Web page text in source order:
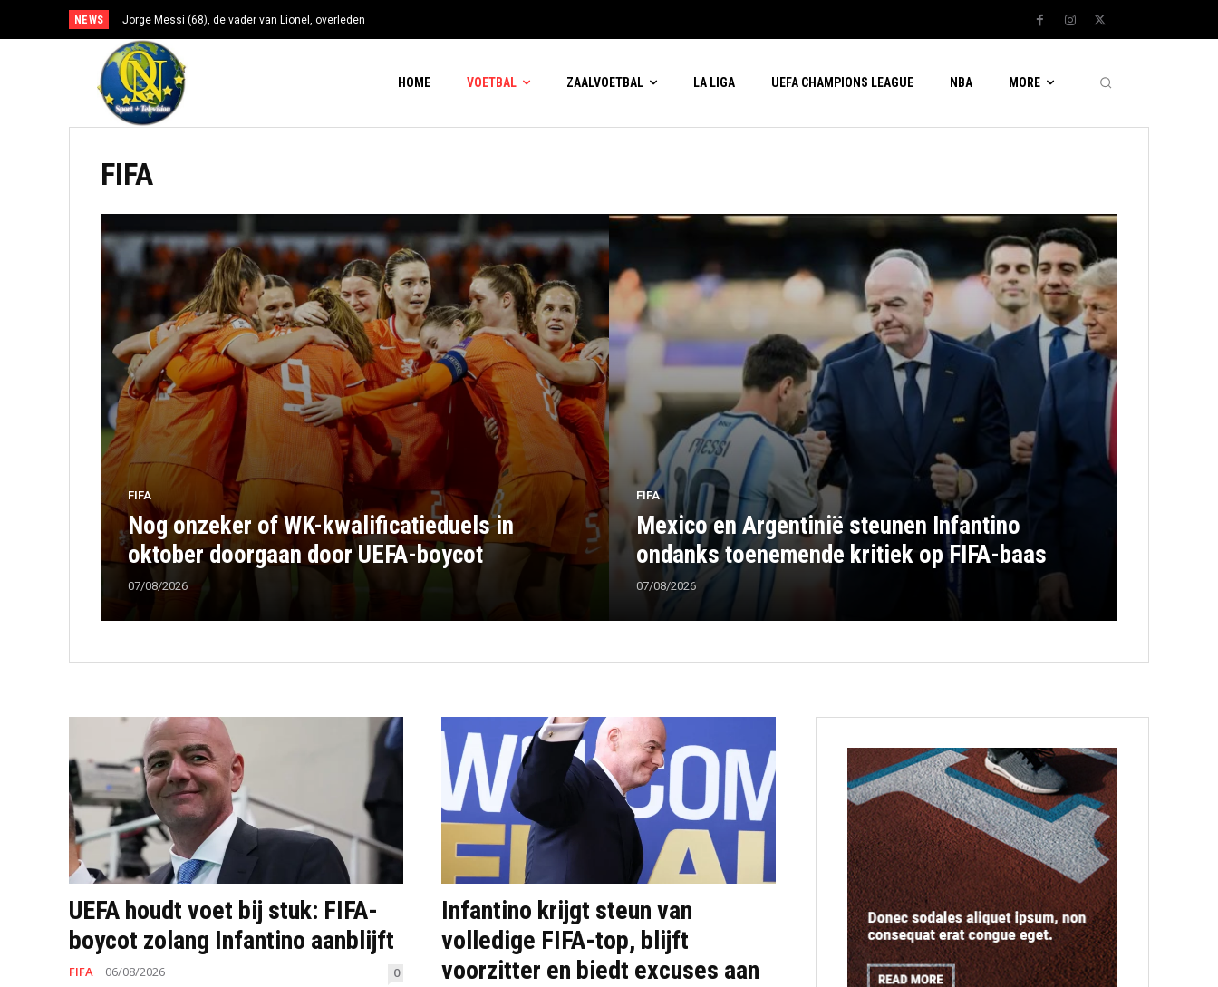
NEWS Jorge Messi (68), de vader van Lionel, overleden
HOME VOETBAL ZAALVOETBAL LA LIGA UEFA CHAMPIONS LEAGUE NBA MORE
FIFA
FIFA
Nog onzeker of WK-kwalificatieduels in
oktober doorgaan door UEFA-boycot
07/08/2026
FIFA
Mexico en Argentinië steunen Infantino
ondanks toenemende kritiek op FIFA-baas
07/08/2026
UEFA houdt voet bij stuk: FIFA-
boycot zolang Infantino aanblijft
FIFA 06/08/2026 0
Infantino krijgt steun van
volledige FIFA-top, blijft
voorzitter en biedt excuses aan